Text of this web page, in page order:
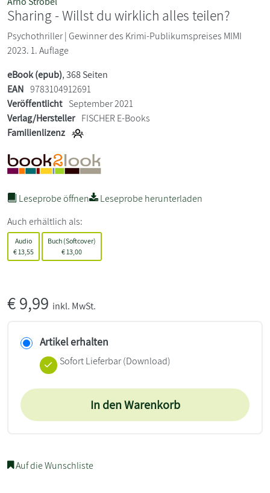
Sharing - Willst du wirklich alles teilen?
Psychothriller | Gewinner des Krimi-Publikumspreises MIMI
2023. 1. Auflage
eBook (epub), 368 Seiten
EAN 9783104912691
Veröffentlicht September 2021
Verlag/Hersteller FISCHER E-Books
Familienlizenz
Leseprobe öffnen
Leseprobe herunterladen
Auch erhältlich als:
Audio
€ 13,55
Buch (Softcover)
€ 13,00
€9,99 inkl. MwSt.
Artikel erhalten
Sofort Lieferbar (Download)
In den Warenkorb
Auf die Wunschliste